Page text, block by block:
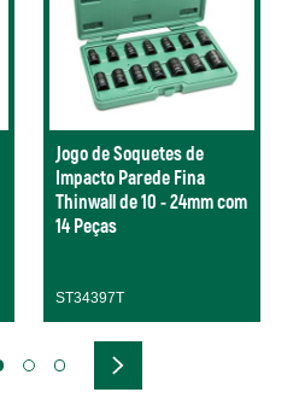
Jogo de Soquetes de
Impacto Parede Fina
Thinwall de 10 - 24mm com
14 Peças
ST34397T